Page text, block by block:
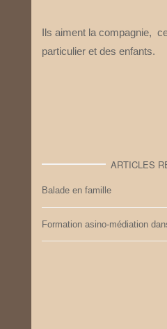
Ils aiment la compagnie,
particulier et des enfants.
ARTICLES
Balade en famille
Formation asino-médiation